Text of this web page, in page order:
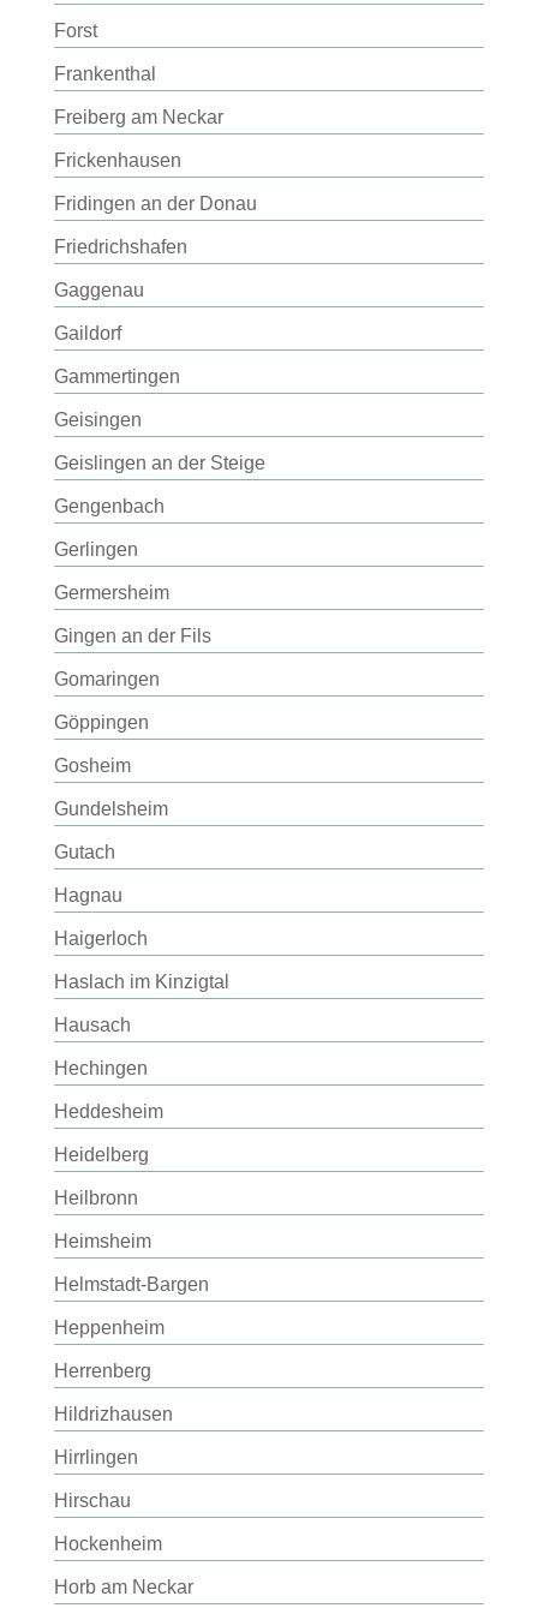
Forst
Frankenthal
Freiberg am Neckar
Frickenhausen
Fridingen an der Donau
Friedrichshafen
Gaggenau
Gaildorf
Gammertingen
Geisingen
Geislingen an der Steige
Gengenbach
Gerlingen
Germersheim
Gingen an der Fils
Gomaringen
Göppingen
Gosheim
Gundelsheim
Gutach
Hagnau
Haigerloch
Haslach im Kinzigtal
Hausach
Hechingen
Heddesheim
Heidelberg
Heilbronn
Heimsheim
Helmstadt-Bargen
Heppenheim
Herrenberg
Hildrizhausen
Hirrlingen
Hirschau
Hockenheim
Horb am Neckar